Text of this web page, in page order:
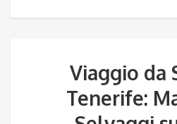
Viaggio da
Tenerife: